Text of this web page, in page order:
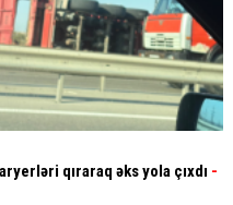
qıraraq əks yola çıxdı -